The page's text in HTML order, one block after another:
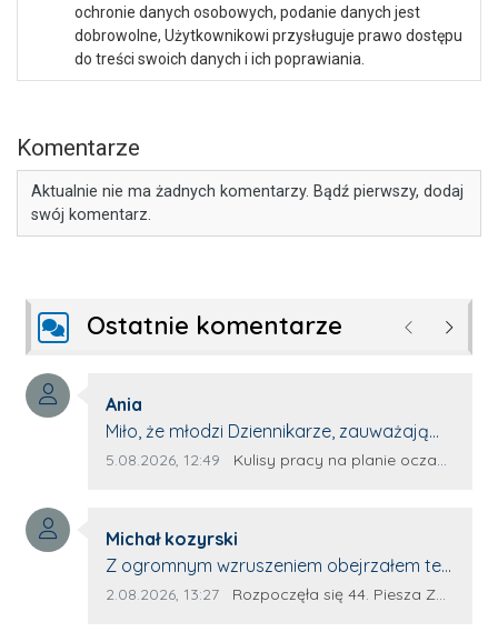
ochronie danych osobowych, podanie danych jest
dobrowolne, Użytkownikowi przysługuje prawo dostępu
do treści swoich danych i ich poprawiania.
Komentarze
Aktualnie nie ma żadnych komentarzy. Bądź pierwszy, dodaj
swój komentarz.
Ostatnie komentarze Poprzednie
Autor komentarza:
Ania
Treść komentarza:
Miło, że młodzi Dziennikarze, zauważają
młode talenty, które dopiero wkraczają
z nim wywiad, który przeprowadzi Pan
Artur.
Data dodania komentarza:
5.08.2026, 12:49 Źródło komentarza:
Kulisy pracy na planie oczami młodego filmowca
Autor komentarza:
Michał kozyrski
Treść komentarza:
Z ogromnym wzruszeniem obejrzałem ten
materiał. ❤️ Jestem naprawdę dumny z
Data dodania komentarza:
2.08.2026, 13:27 Źródło komentarza:
Rozpoczęła się 44. Piesza Zamojsko-Lubaczowska Pielgrzymka na Jasną Górę!